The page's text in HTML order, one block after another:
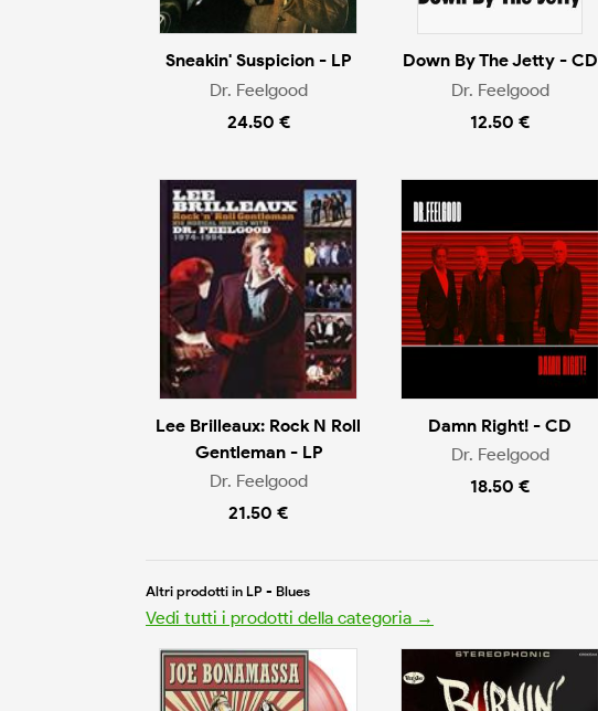
Sneakin' Suspicion - LP
Dr. Feelgood
24.50 €
Down By The Jetty - CD
Dr. Feelgood
12.50 €
Lee Brilleaux: Rock N Roll
Gentleman - LP
Dr. Feelgood
21.50 €
Damn Right! - CD
Dr. Feelgood
18.50 €
Altri prodotti in LP - Blues
Vedi tutti i prodotti della categoria →